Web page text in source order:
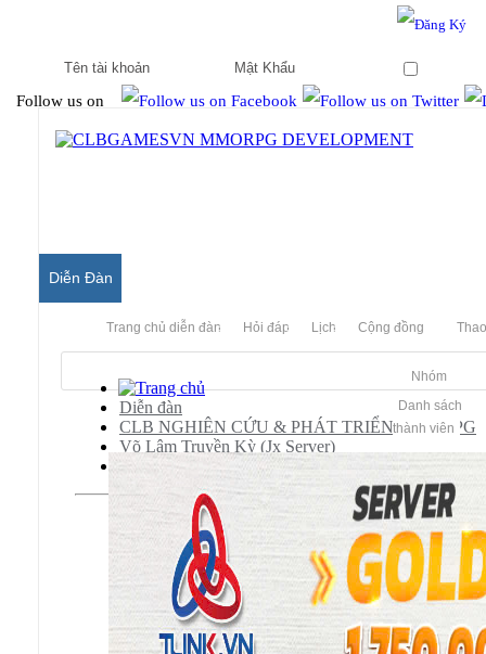
Follow us on
Diễn Đàn
Trang chủ diễn đàn Hỏi đáp Lịch Cộng đồng
Nhóm
Danh sách
thành viên
Diễn đàn
CLB NGHIÊN CỨU & PHÁT TRIỂN MMORPG
Võ Lâm Truyền Kỳ (Jx Server)
Guides - Kho Lưu trữ